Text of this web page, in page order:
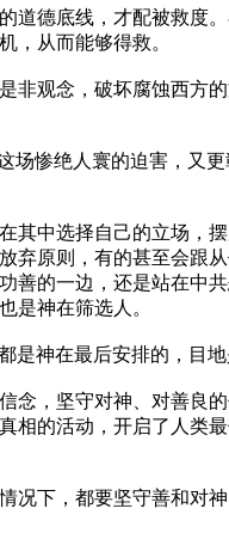
德底线，才配被救度
，从而能够得救。
观念，破坏腐蚀西方
惨绝人寰的迫害，又
中选择自己的立场，
原则，有的甚至会跟
的一边，还是站在中
是神在筛选人。
神在最后安排的，目地
，坚守对神、对善良
的活动，开启了人类
下，都要坚守善和对